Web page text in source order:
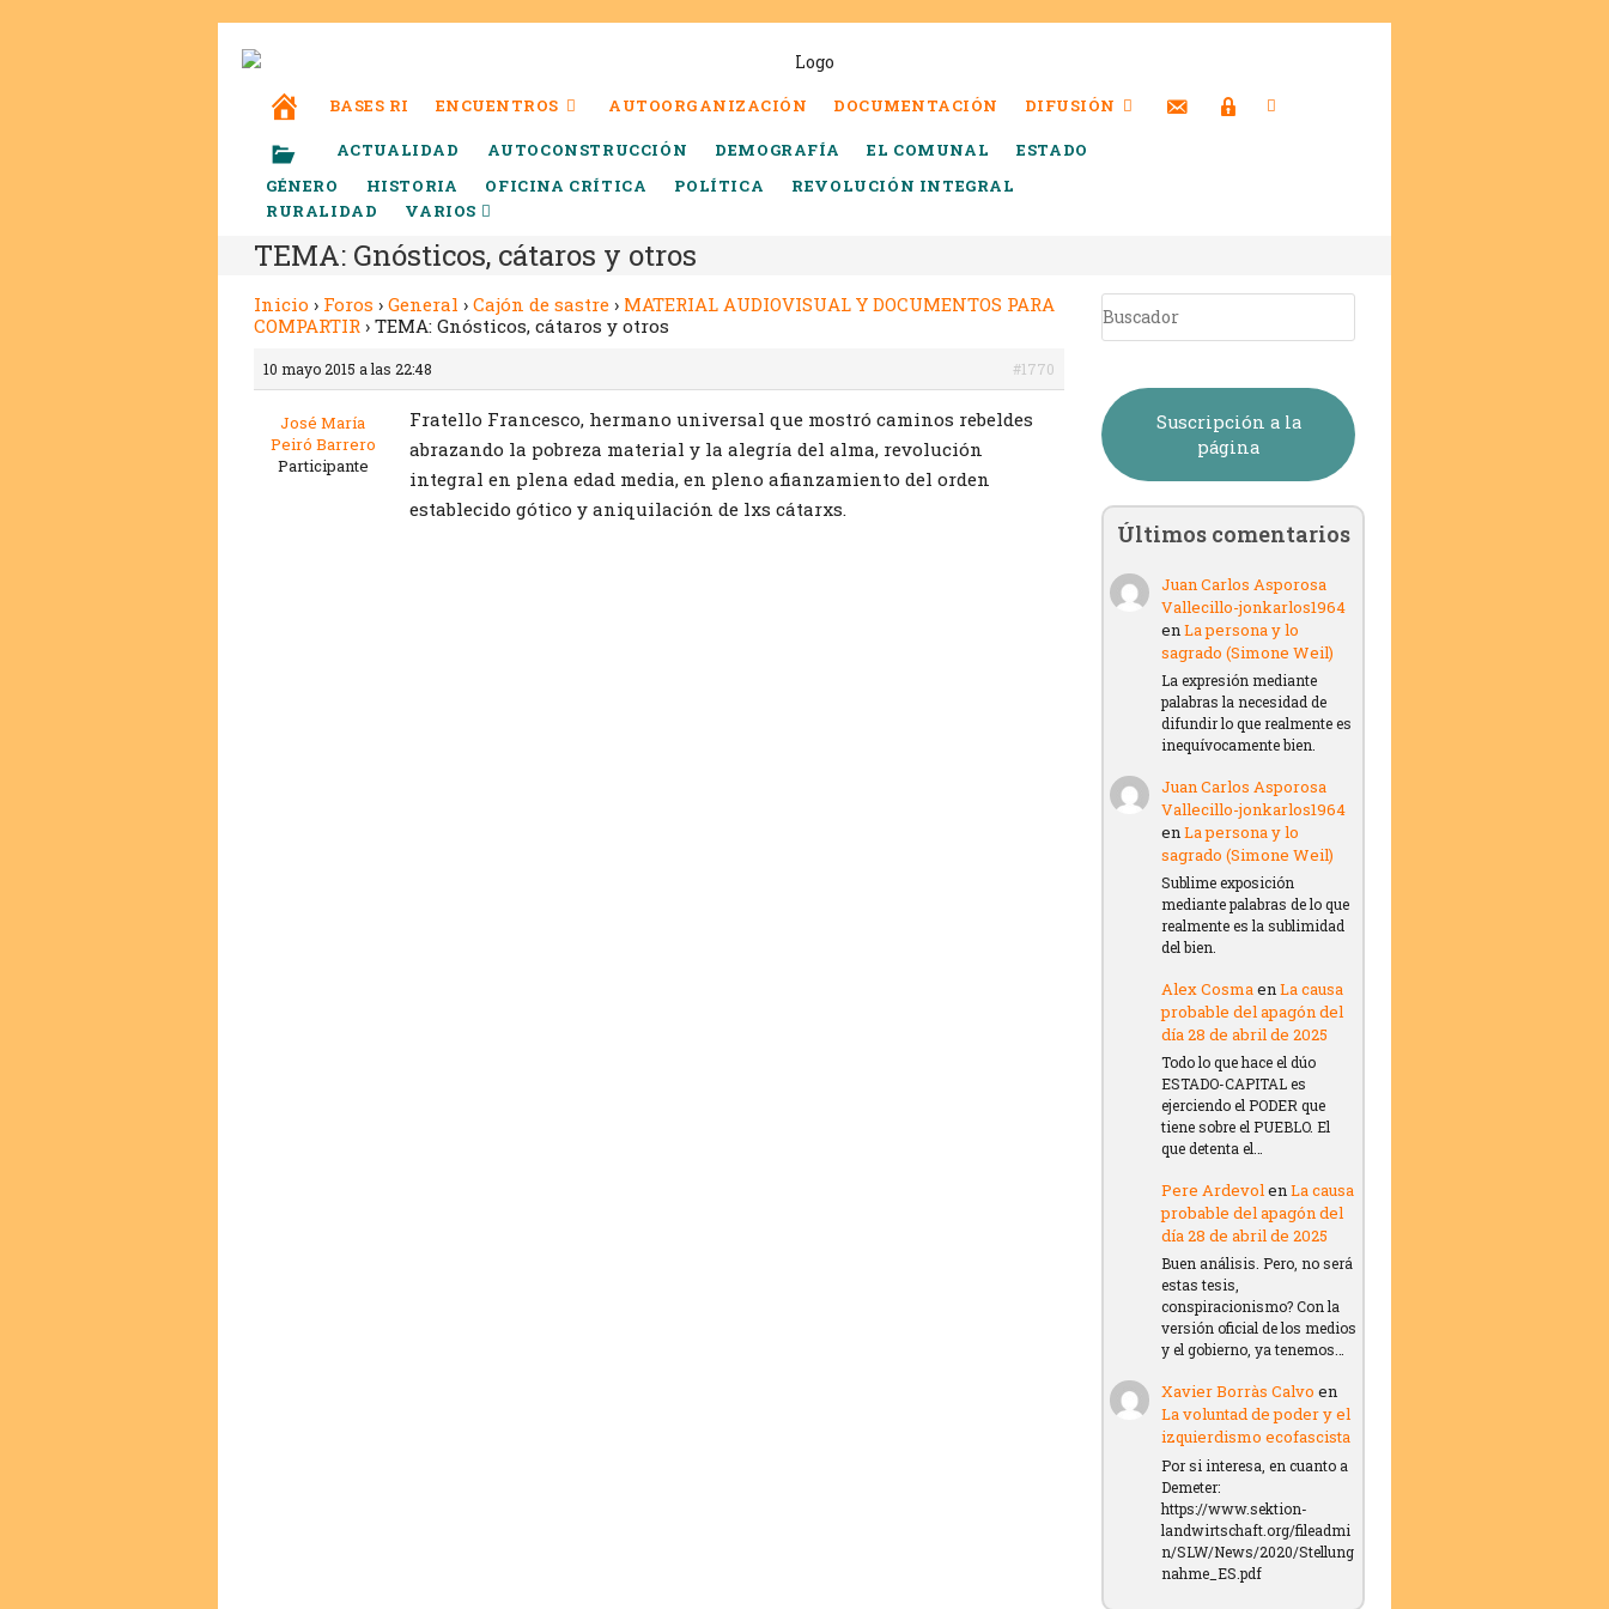
BASES RI ENCUENTROS AUTOORGANIZACIÓN DOCUMENTACIÓN DIFUSIÓN
ACTUALIDAD AUTOCONSTRUCCIÓN DEMOGRAFÍA EL COMUNAL
ESTADO
GÉNERO
HISTORIA OFICINA CRÍTICA POLÍTICA
REVOLUCIÓN INTEGRAL
RURALIDAD
VARIOS
TEMA: Gnósticos, cátaros y otros
Inicio › Foros › General › Cajón de sastre › MATERIAL AUDIOVISUAL Y DOCUMENTOS PARA
COMPARTIR › TEMA: Gnósticos, cátaros y otros
10 mayo 2015 a las 22:48 #1770
José María
Peiró Barrero
Participante
Fratello Francesco, hermano universal que mostró caminos rebeldes
abrazando la pobreza material y la alegría del alma, revolución
integral en plena edad media, en pleno afianzamiento del orden
establecido gótico y aniquilación de lxs cátarxs.
Suscripción a la
página
Últimos comentarios
Juan Carlos Asporosa
Vallecillo-jonkarlos1964
enLa persona y lo
sagrado (Simone Weil)
La expresión mediante
palabras la necesidad de
difundir lo que realmente es
inequívocamente bien.
Juan Carlos Asporosa
Vallecillo-jonkarlos1964
enLa persona y lo
sagrado (Simone Weil)
Sublime exposición
mediante palabras de lo que
realmente es la sublimidad
del bien.
Alex CosmaenLa causa
probable del apagón del
día 28 de abril de 2025
Todo lo que hace el dúo
ESTADO-CAPITAL es
ejerciendo el PODER que
tiene sobre el PUEBLO. El
que detenta el…
Pere ArdevolenLa causa
probable del apagón del
día 28 de abril de 2025
Buen análisis. Pero, no será
estas tesis,
conspiracionismo? Con la
versión oficial de los medios
y el gobierno, ya tenemos…
Xavier Borràs Calvo en
La voluntad de poder y el
izquierdismo ecofascista
Por si interesa, en cuanto a
Demeter:
https://www.sektion-
landwirtschaft.org/fileadmi
n/SLW/News/2020/Stellung
nahme_ES.pdf